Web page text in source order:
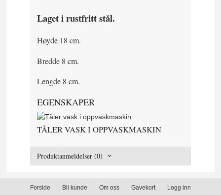
Laget i rustfritt stål.
Høyde 18 cm.
Bredde 8 cm.
Lengde 8 cm.
EGENSKAPER
TÅLER VASK I OPPVASKMASKIN
Produktanmeldelser (0)
Forside Bli kunde Om oss Gavekort Logg inn